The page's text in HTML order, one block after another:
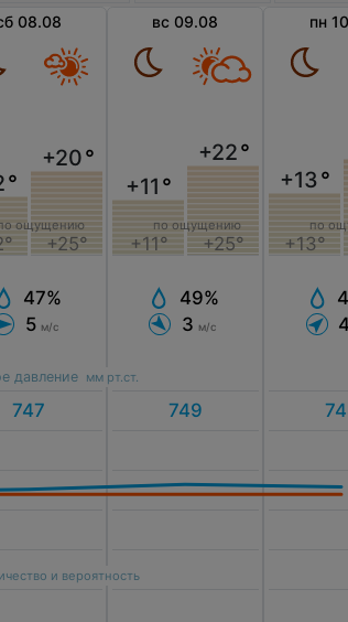
08.08
°
+20°
+25°
ощущению
47%
5 м/с
вс 09.08
+11 °
+11°
+22°
+25°
по ощущению
49%
3 м/с
пн
+13°
+13°
по
4
давление мм рт.ст.
и вероятность